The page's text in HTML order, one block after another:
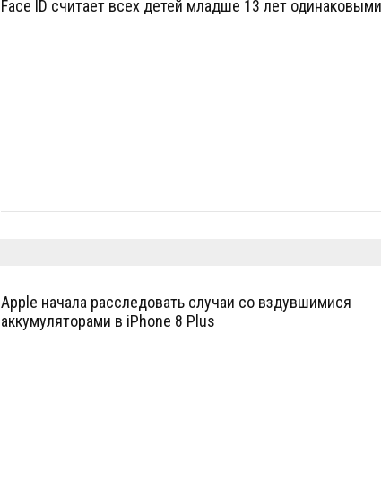
Face ID считает всех детей младше 13 лет одинаковыми
Apple начала расследовать случаи со вздувшимися
аккумуляторами в iPhone 8 Plus